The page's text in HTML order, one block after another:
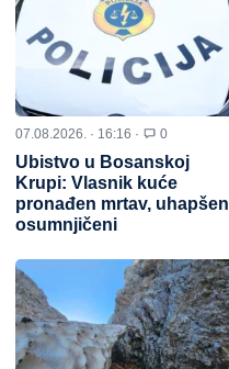
07.08.2026. · 16:16 · 0
Ubistvo u Bosanskoj
Krupi: Vlasnik kuće
pronađen mrtav, uhapšen
osumnjičeni